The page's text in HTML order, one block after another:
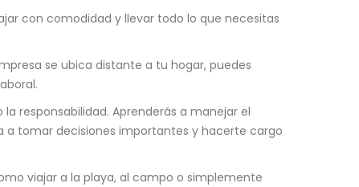
con comodidad y llevar todo lo que necesitas
se ubica distante a tu hogar, puedes
responsabilidad. Aprenderás a manejar el
a tomar decisiones importantes y hacerte cargo
viajar a la playa, al campo o simplemente